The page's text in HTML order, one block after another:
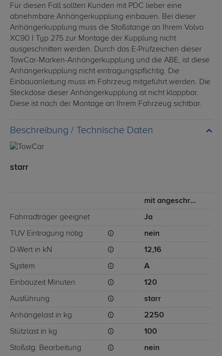
Für diesen Fall sollten Kunden mit PDC lieber eine
abnehmbare Anhängerkupplung einbauen. Bei dieser
Anhängerkupplung muss die Stoßstange an Ihrem Volvo
XC90 I Typ 275 zur Montage der Kupplung nicht
ausgeschnitten werden. Durch das E-Prüfzeichen dieser
TowCar-Marken-Anhängerkupplung und die ABE, ist diese
Anhängerkupplung nicht eintragungspflichtig. Die
Einbauanleitung muss im Fahrzeug mitgeführt werden. Die
Steckdose dieser Anhängerkupplung ist nicht klappbar.
Diese ist nach der Montage an Ihrem Fahrzeug sichtbar.
Technische Daten
starr
mit angeschraubtem Kugelkopf
Fahrradträger geeignet Ja
TÜV Eintragung nötig nein
D-Wert in kN 12,16
System A
Einbauzeit Minuten 120
Ausführung starr
Anhängelast in kg 2250
Stützlast in kg 100
Stoßstg. Bearbeitung nein